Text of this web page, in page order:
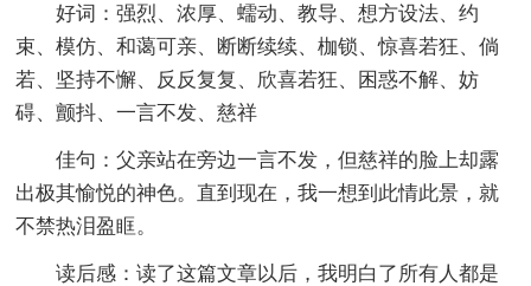
好词：强烈、浓厚、蠕动、教导、想方设法、约
束、模仿、和蔼可亲、断断续续、枷锁、惊喜若狂、倘
若、坚持不懈、反反复复、欣喜若狂、困惑不解、妨
碍、颤抖、一言不发、慈祥
佳句：父亲站在旁边一言不发，但慈祥的脸上却露
出极其愉悦的神色。直到现在，我一想到此情此景，就
不禁热泪盈眶。
读后感：读了这篇文章以后，我明白了所有人都是